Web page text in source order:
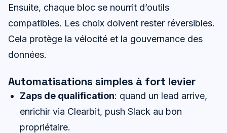
Ensuite, chaque bloc se nourrit d’outils
compatibles. Les choix doivent rester réversibles.
Cela protège la vélocité et la gouvernance des
données.
Automatisations simples à fort levier
Zaps de qualification: quand un lead arrive,
enrichir via Clearbit, push Slack au bon
propriétaire.